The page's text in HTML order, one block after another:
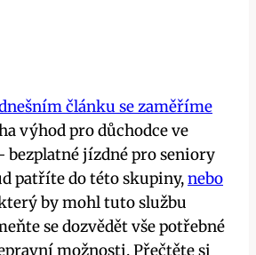
článku se zaměříme
výhod pro důchodce ve
bezplatné jízdné pro seniory
patříte do této skupiny,nebo
by mohl tuto službu
se dozvědět vše potřebné
možnosti. Přečtěte si